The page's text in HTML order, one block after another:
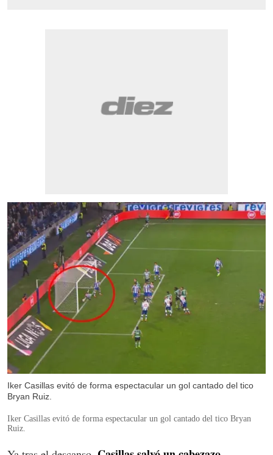
Iker Casillas evitó de forma espectacular un gol cantado del tico
Bryan Ruiz.
Iker Casillas evitó de forma espectacular un gol cantado del tico Bryan
Ruiz.